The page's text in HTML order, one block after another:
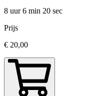
8 uur 6 min 20 sec
Prijs
€ 20,00